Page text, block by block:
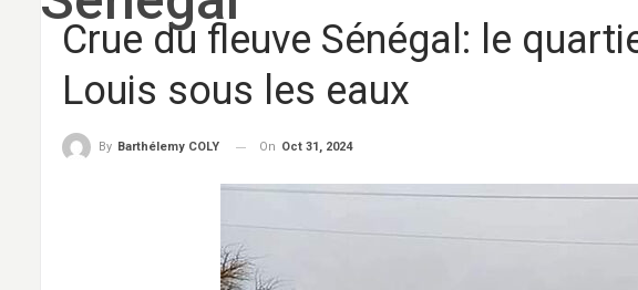
Crue du fleuve Sénégal: le
Louis sous les eaux
By Barthélemy COLY On Oct 31, 2024